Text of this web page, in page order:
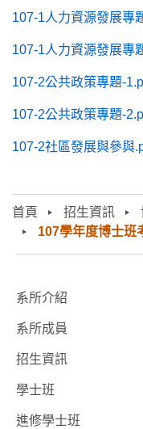
首頁 招生資訊
107學年度博士班
107-1人力資源發展專
107-1人力資源發展專
107-2公共政策專題-
107-2公共政策專題-
107-2社區發展與參與
:::
系所介紹
系所成員
招生資訊
學士班⠀⠀
進修學士班